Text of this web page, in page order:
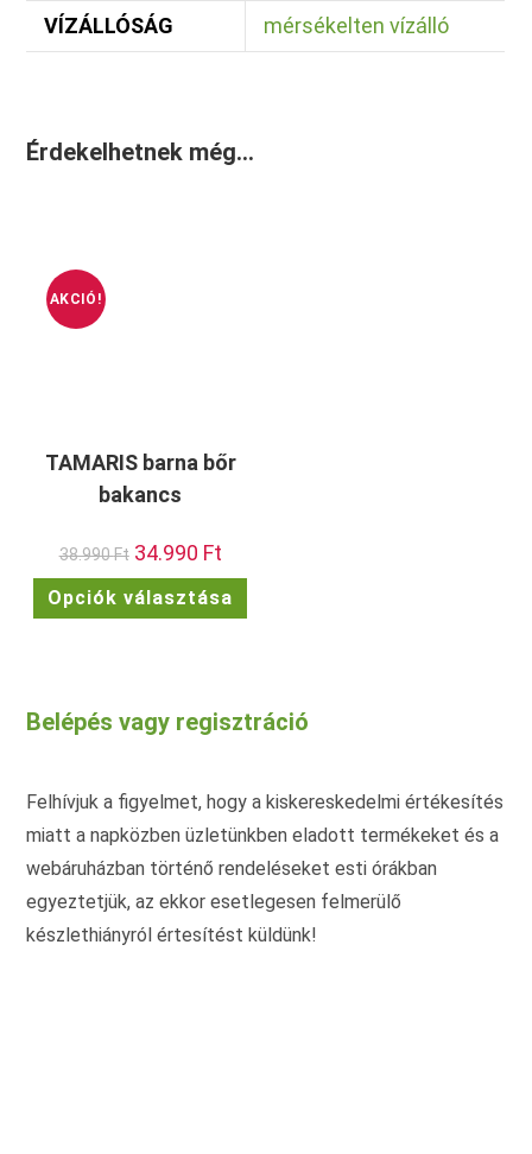
VÍZÁLLÓSÁG mérsékelten vízálló
Érdekelhetnek még…
AKCIÓ!
TAMARIS barna bőr
bakancs
38.990Ft Original
price
was:
38.990 Ft.
34.990 FtCurrent
price
is:
34.990 Ft.
Opciók választása
terméknek
a
termékoldalon
Belépés vagy regisztráció
Felhívjuk a figyelmet, hogy a kiskereskedelmi értékesítés
miatt a napközben üzletünkben eladott termékeket és a
webáruházban történő rendeléseket esti órákban
egyeztetjük, az ekkor esetlegesen felmerülő
készlethiányról értesítést küldünk!